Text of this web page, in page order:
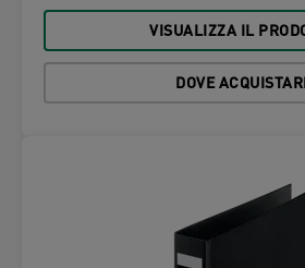
VISUALIZZA IL
DOVE